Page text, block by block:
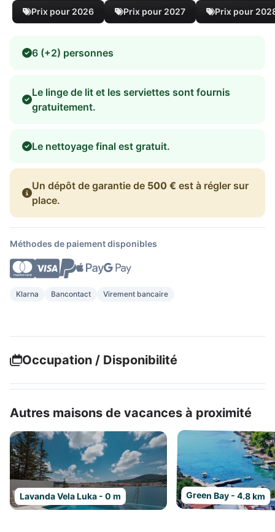
Prix pour 2026 Prix pour 2027 Prix pour
6 (+2) personnes
Le linge de lit et les serviettes sont fournis
gratuitement.
Le nettoyage final est gratuit.
Un dépôt de garantie de 500 € est à régler sur
place.
Méthodes de paiement disponibles
Klarna Bancontact Virement bancaire
Occupation / Disponibilité
Autres maisons de vacances à proximité
Lavanda Vela Luka - 0 m Green Bay - 4.8 km